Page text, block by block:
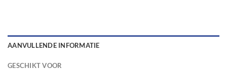
AANVULLENDE INFORMATIE
GESCHIKT VOOR